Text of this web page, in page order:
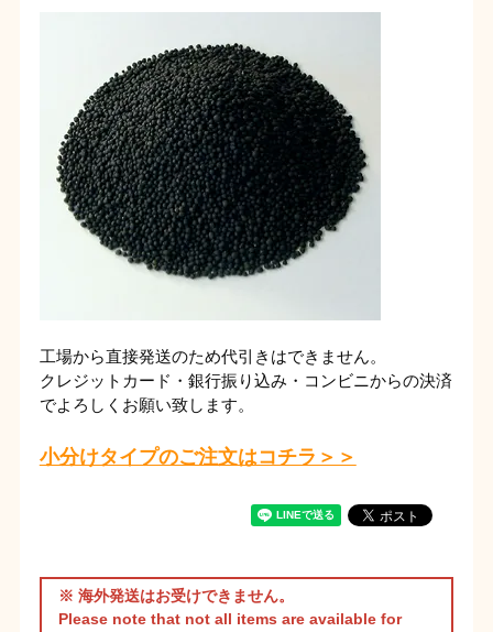
工場から直接発送のため代引きはできません。
クレジットカード・銀行振り込み・コンビニからの決済
でよろしくお願い致します。
小分けタイプのご注文はコチラ＞＞
※ 海外発送はお受けできません。
Please note that not all items are available for